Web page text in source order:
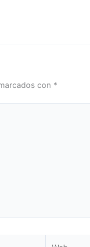
con *